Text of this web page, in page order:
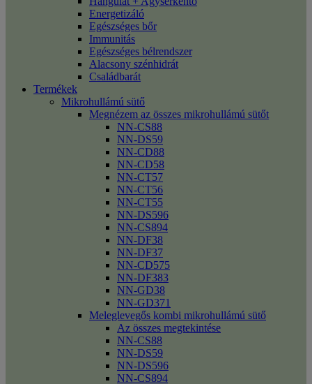
Energetizáló
Egészséges bőr
Immunitás
Egészséges bélrendszer
Alacsony szénhidrát
Családbarát
Termékek
Mikrohullámú sütő
Megnézem az összes mikrohullámú sütőt
NN-CS88
NN-DS59
NN-CD88
NN-CD58
NN-CT57
NN-CT56
NN-CT55
NN-DS596
NN-CS894
NN-DF38
NN-DF37
NN-CD575
NN-DF383
NN-GD38
NN-GD371
Meleglevegős kombi mikrohullámú sütő
Az összes megtekintése
NN-CS88
NN-DS59
NN-DS596
NN-CS894